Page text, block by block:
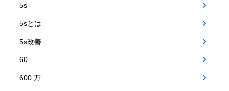
5s
5sとは
5s改善
60
600 万